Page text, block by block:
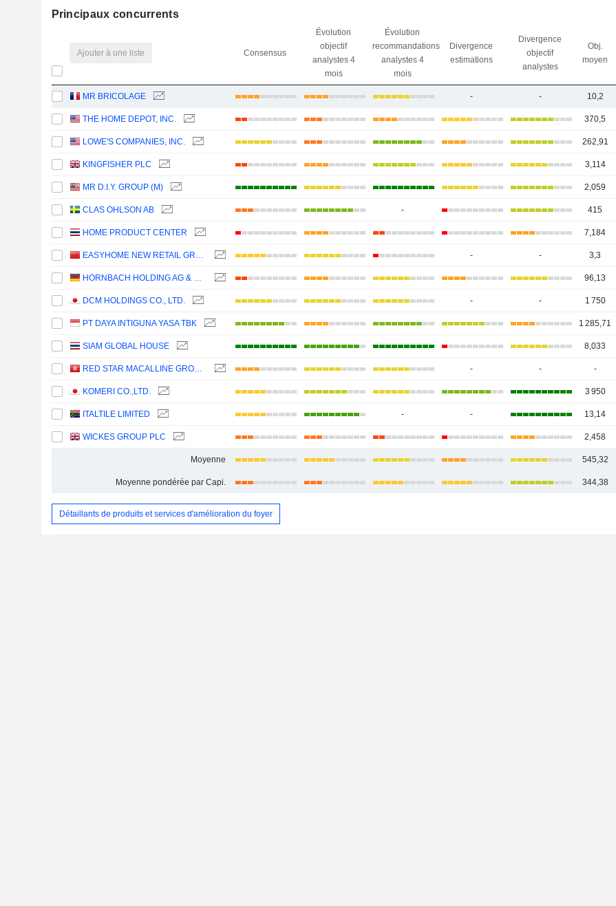
Principaux concurrents
Ajouter à une liste Consensus
Évolution
objectif
analystes 4
mois
Évolution
recommandations
analystes 4
mois
Divergence
estimations
Divergence
objectif
analystes
Obj.
moyen
MR BRICOLAGE - - 10,2
THE HOME DEPOT, INC. 370,5
LOWE'S COMPANIES, INC. 262,91
KINGFISHER PLC 3,114
MR D.I.Y. GROUP (M) 2,059
CLAS OHLSON AB - 415
HOME PRODUCT CENTER 7,184
EASYHOME NEW RETAIL GROUP CORPORATION LIMITED - - 3,3
HORNBACH HOLDING AG & CO. KGAA 96,13
DCM HOLDINGS CO., LTD. - - 1 750
PT DAYA INTIGUNA YASA TBK 1 285,71
SIAM GLOBAL HOUSE 8,033
RED STAR MACALLINE GROUP CORPORATION LTD. - - -
KOMERI CO.,LTD. 3 950
ITALTILE LIMITED - - 13,14
WICKES GROUP PLC 2,458
Moyenne 545,32
Moyenne pondérée par Capi. 344,38
Détaillants de produits et services d'amélioration du foyer